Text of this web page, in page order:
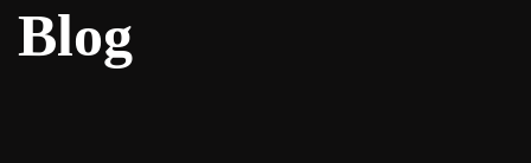
Blog